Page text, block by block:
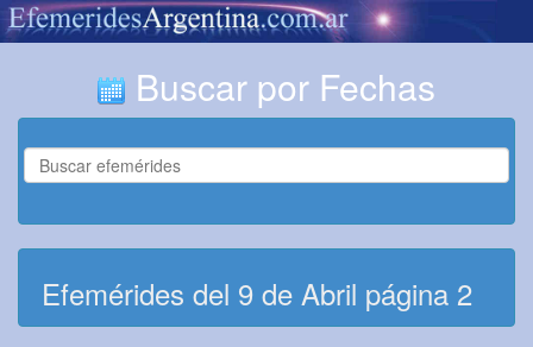
Buscar por Fechas
Efemérides del 9 de Abril página 2